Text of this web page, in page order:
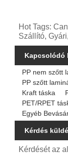
Hot Tags:
Szállító,
Kapcsolódó
PP nem szőtt
PP szőtt
Kraft táska
PET/RPET
Egyéb
Kérdés
Kérdését az